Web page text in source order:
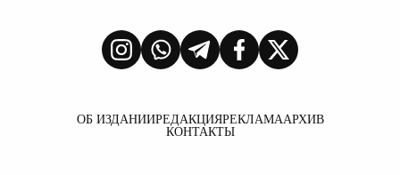
ОБ ИЗДАНИИРЕДАКЦИЯРЕКЛАМААРХИВ
КОНТАКТЫ